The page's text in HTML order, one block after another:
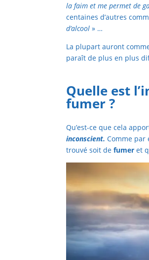
la faim et me permet de
centaines d’autres
d’alcool » …
La plupart auront
paraît de plus en plus
Quelle est
fumer ?
Qu’est-ce que cela
inconscient.Comme par
trouvé soit defumeret